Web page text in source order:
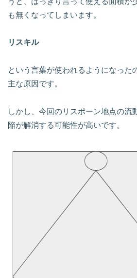
も無くなってしまいます。
リスキル
という言葉が使われるようになった
主な原因です。
しかし、今回のリスポーン地点の流
陥が解消する可能性が高いです。